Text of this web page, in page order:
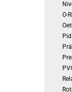
O-